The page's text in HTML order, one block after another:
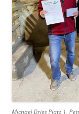
Michael Dries Platz 1,